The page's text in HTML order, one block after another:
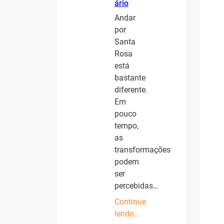
ário
Andar
por
Santa
Rosa
está
bastante
diferente.
Em
pouco
tempo,
as
transformações
podem
ser
percebidas…
Continue
lendo…